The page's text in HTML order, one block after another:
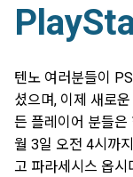
텐노 여러분들이
셨으며, 이제 새로
든 플레이어 분들
월 3일 오전 4시까
고 파라세시스 옵시